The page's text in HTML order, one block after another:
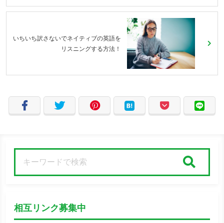
いちいち訳さないでネイティブの英語を
リスニングする方法！
相互リンク募集中